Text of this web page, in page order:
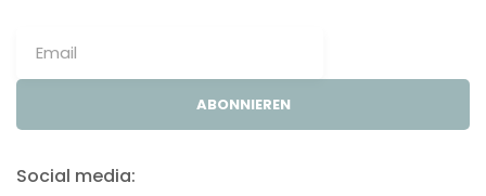
ABONNIEREN
Social media: